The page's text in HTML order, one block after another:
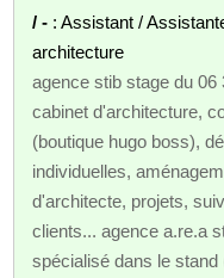
/ - : Assistant /
architecture
agence stib stage du
cabinet d'architecture,
(boutique hugo boss),
individuelles,
d'architecte, projets,
clients... agence a.re.a
spécialisé dans le